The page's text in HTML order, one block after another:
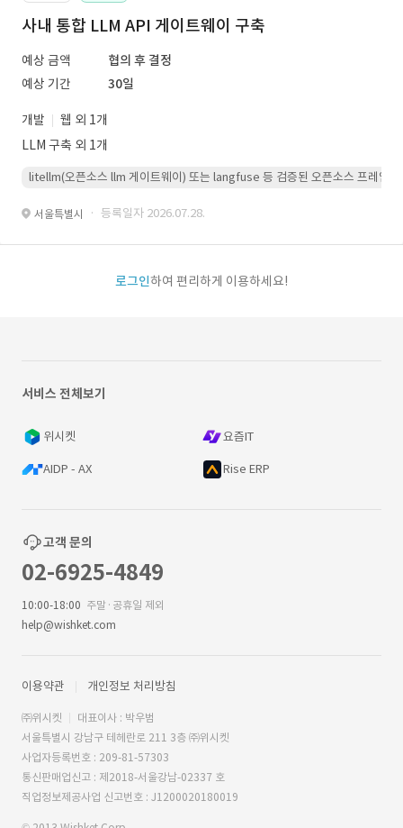
사내 통합 LLM API 게이트웨이 구축
예상 금액
협의 후 결정
예상 기간
30일
개발
웹 외 1개
LLM 구축 외 1개
litellm(오픈소스 llm 게이트웨이) 또는 langfuse 등 검증된 오픈소스 프레임워
서울특별시 · 등록일자 2026.07.28.
로그인하여 편리하게 이용하세요!
서비스 전체보기
위시켓 요즘IT
AIDP - AX Rise ERP
고객 문의
02-6925-4849
10:00-18:00 주말·공휴일 제외
help@wishket.com
이용약관 개인정보 처리방침
㈜위시켓
대표이사 : 박우범
서울특별시 강남구 테헤란로 211 3층 ㈜위시켓
사업자등록번호 : 209-81-57303
통신판매업신고 : 제2018-서울강남-02337 호
직업정보제공사업 신고번호 : J1200020180019